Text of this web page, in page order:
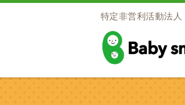
特定非営利活動法人